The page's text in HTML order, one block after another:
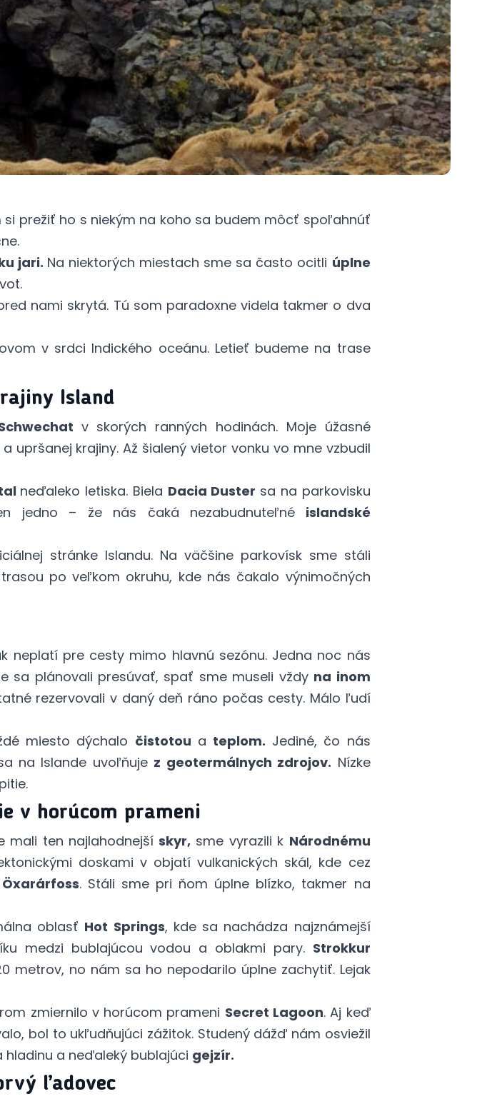
si prežiť ho s niekým na koho sa budem môcť spoľahnúť
jari. Na niektorých miestach sme sa často ocitli úplne
nami skrytá. Tú som paradoxne videla takmer o dva
v srdci Indického oceánu. Letieť budeme na trase
Island
v skorých ranných hodinách. Moje úžasné
krajiny. Až šialený vietor vonku vo mne vzbudil
neďaleko letiska. Biela Dacia Duster sa na parkovisku
jedno – že nás čaká nezabudnuteľné islandské
stránke Islandu.Na väčšine parkovísk sme stáli
po veľkom okruhu, kde nás čakalo výnimočných
neplatí pre cesty mimo hlavnú sezónu. Jedna noc nás
sa plánovali presúvať, spať sme museli vždy na inom
rezervovali v daný deň ráno počas cesty. Málo ľudí
miesto dýchalo čistotou a teplom. Jediné, čo nás
na Islande uvoľňuje z geotermálnych zdrojov. Nízke
v horúcom prameni
mali ten najlahodnejší skyr,sme vyrazili k Národnému
doskami v objatí vulkanických skál, kde cez
Öxarárfoss. Stáli sme pri ňom úplne blízko, takmer na
oblasť Hot Springs, kde sa nachádza najznámejší
medzi bublajúcou vodou a oblakmi pary. Strokkur
metrov, no nám sa ho nepodarilo úplne zachytiť. Lejak
zmiernilo v horúcom prameni Secret Lagoon. Aj keď
bol to ukľudňujúci zážitok. Studený dážď nám osviežil
a neďaleký bublajúci gejzír.
ľadovec